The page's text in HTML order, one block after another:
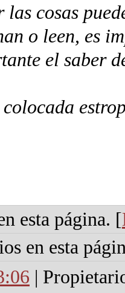
cosas
o leen, es
el saber
esta página. [
en esta
|